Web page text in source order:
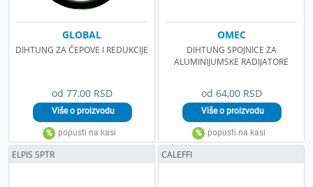
od 77,00 RSD
GLOBAL
DIHTUNG ZA ČEPOVE I REDUKCIJE
od 64,00 RSD
OMEC
DIHTUNG SPOJNICE ZA
ALUMINIJUMSKE RADIJATORE
ELPIS SPTR CALEFFI